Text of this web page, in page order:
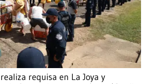
requisa en La Joya y